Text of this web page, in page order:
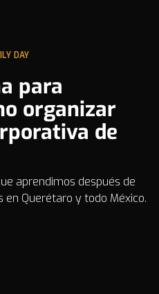
DAY
para
organizar
de
aprendimos después de
Querétaro y todo México.